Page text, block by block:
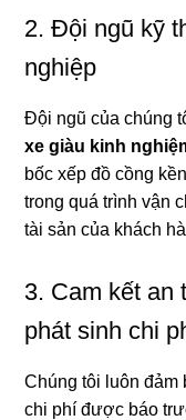
2. Đội ngũ kỹ
nghiệp
Đội ngũ của chúng
xe giàu kinh
bốc xếp đồ cồng
trong quá trình vận
tài sản của khách
3. Cam kết an
phát sinh chi
Chúng tôi luôn đảm
chi phí được báo